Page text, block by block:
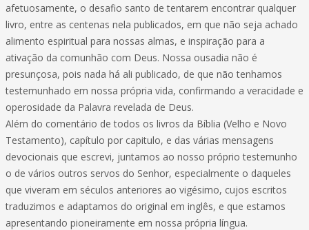
afetuosamente, o desafio santo de tentarem encontrar qualquer
livro, entre as centenas nela publicados, em que não seja achado
alimento espiritual para nossas almas, e inspiração para a
ativação da comunhão com Deus. Nossa ousadia não é
presunçosa, pois nada há ali publicado, de que não tenhamos
testemunhado em nossa própria vida, confirmando a veracidade e
operosidade da Palavra revelada de Deus.
Além do comentário de todos os livros da Bíblia (Velho e Novo
Testamento), capítulo por capitulo, e das várias mensagens
devocionais que escrevi, juntamos ao nosso próprio testemunho
o de vários outros servos do Senhor, especialmente o daqueles
que viveram em séculos anteriores ao vigésimo, cujos escritos
traduzimos e adaptamos do original em inglês, e que estamos
apresentando pioneiramente em nossa própria língua.